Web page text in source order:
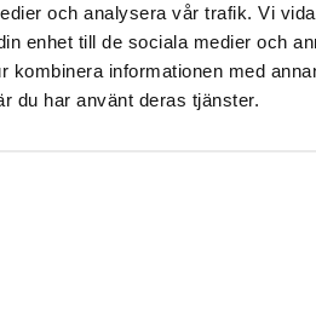
och analysera vår trafik. Vi
enhet till de sociala medier och
kombinera informationen med
du har använt deras tjänster.
– är det värt det?